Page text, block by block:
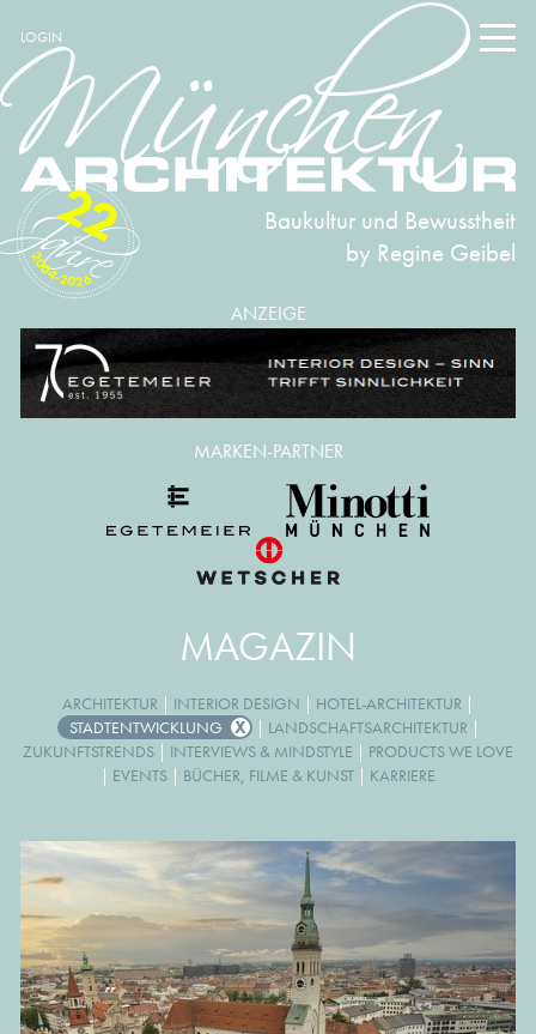
LOGIN
Baukultur und Bewusstheit
by Regine Geibel
2004-2026
22
ANZEIGE
MAGAZIN
ARCHITEKTUR | INTERIOR DESIGN | HOTEL-ARCHITEKTUR |
STADTENTWICKLUNG
| LANDSCHAFTSARCHITEKTUR |
ZUKUNFTSTRENDS | INTERVIEWS & MINDSTYLE | PRODUCTS WE LOVE
| EVENTS | BÜCHER, FILME & KUNST | KARRIERE